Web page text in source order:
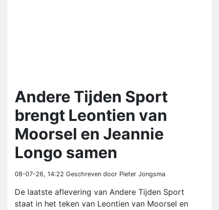
Andere Tijden Sport
brengt Leontien van
Moorsel en Jeannie
Longo samen
08-07-26, 14:22 Geschreven door Pieter Jongsma
De laatste aflevering van Andere Tijden Sport
staat in het teken van Leontien van Moorsel en